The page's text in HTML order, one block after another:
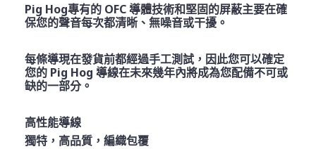
Pig Hog專有的 OFC 導體技術和堅固的屏蔽主要在確
保您的聲音每次都清晰、無噪音或干擾。
每條導現在發貨前都經過手工測試，因此您可以確定
您的 Pig Hog 導線在未來幾年內將成為您配備不可或
缺的一部分。
高性能導線
獨特，高品質，編織包覆